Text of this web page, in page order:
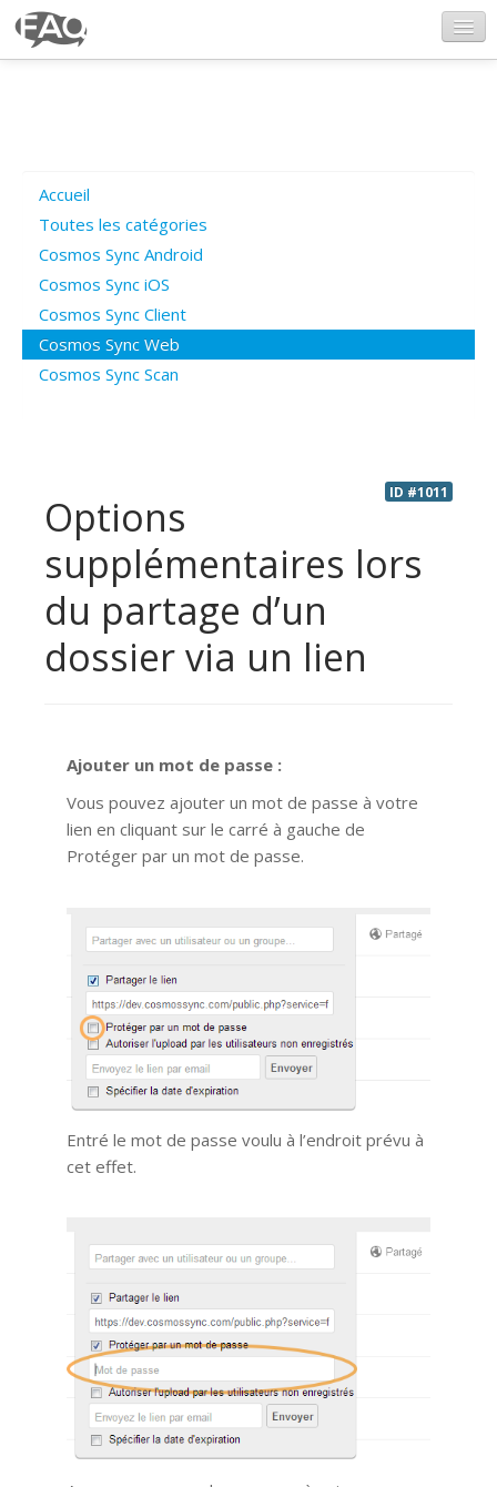
Poser une question
Questions ouvertes
Connexion
Accueil
Toutes les catégories
Cosmos Sync Android
Cosmos Sync iOS
Cosmos Sync Client
Cosmos Sync Web
Cosmos Sync Scan
ID #1011
Options
supplémentaires lors
du partage d’un
dossier via un lien
Ajouter un mot de passe :
Vous pouvez ajouter un mot de passe à votre
lien en cliquant sur le carré à gauche de
Protéger par un mot de passe.
Entré le mot de passe voulu à l’endroit prévu à
cet effet.